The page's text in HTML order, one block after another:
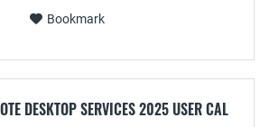
Bookmark
DESKTOP SERVICES 2025 USER CAL